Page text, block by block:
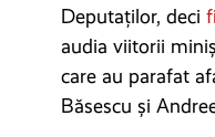
Deputaților, deci
audia viitorii
care au parafat
Băsescu și